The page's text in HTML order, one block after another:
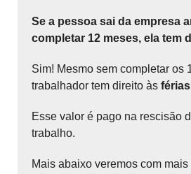
Se a pessoa sai da empresa
completar 12 meses, ela tem
Sim! Mesmo sem completar os
trabalhador tem direito às
Esse valor é pago na rescisão
trabalho.
Mais abaixo veremos com